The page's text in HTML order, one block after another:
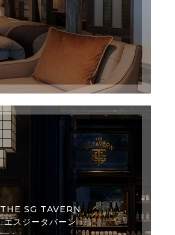
THE SG TAVERN
エスジータバーン